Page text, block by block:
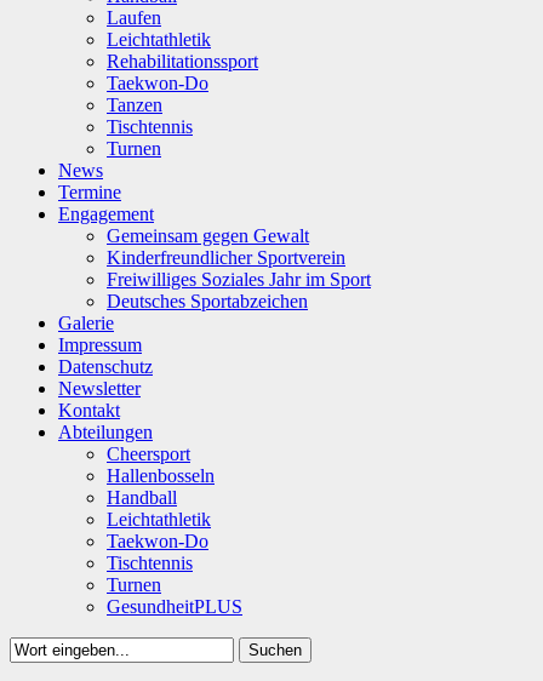
Laufen
Leichtathletik
Rehabilitationssport
Taekwon-Do
Tanzen
Tischtennis
Turnen
News
Termine
Engagement
Gemeinsam gegen Gewalt
Kinderfreundlicher Sportverein
Freiwilliges Soziales Jahr im Sport
Deutsches Sportabzeichen
Galerie
Impressum
Datenschutz
Newsletter
Kontakt
Abteilungen
Cheersport
Hallenbosseln
Handball
Leichtathletik
Taekwon-Do
Tischtennis
Turnen
GesundheitPLUS
Suchen